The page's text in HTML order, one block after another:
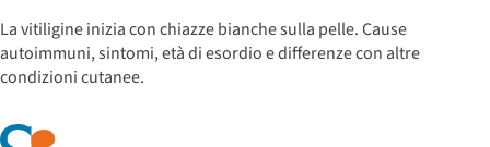
La vitiligine inizia con chiazze bianche sulla pelle. Cause
autoimmuni, sintomi, età di esordio e differenze con altre
condizioni cutanee.